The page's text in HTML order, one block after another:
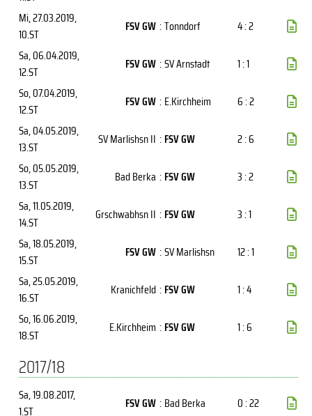
Mi, 27.03.2019,
10.ST
FSV GW :Tonndorf
4 : 2
Sa, 06.04.2019,
12.ST
FSV GW :SV Arnstadt
1 : 1
So, 07.04.2019,
12.ST
FSV GW : E.Kirchheim
6 : 2
Sa, 04.05.2019,
13.ST
SV Marlishsn II : FSV GW
2 : 6
So, 05.05.2019,
13.ST
Bad Berka : FSV GW
3 : 2
Sa, 11.05.2019,
14.ST
Grschwabhsn II : FSV GW
3 : 1
Sa, 18.05.2019,
15.ST
FSV GW :SV Marlishsn
12 : 1
Sa, 25.05.2019,
16.ST
Kranichfeld : FSV GW
1 : 4
So, 16.06.2019,
18.ST
E.Kirchheim : FSV GW 1 : 6
2017/18
Sa, 19.08.2017,
1.ST
FSV GW : Bad Berka
0 : 22